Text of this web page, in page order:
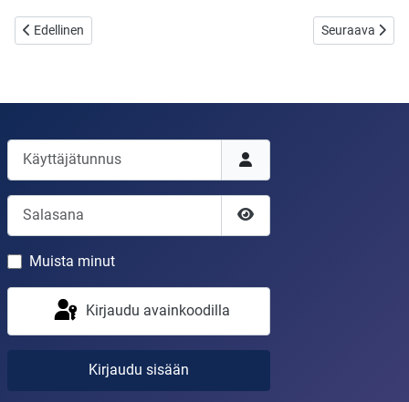
Edellinen artikkeli: Kuka tuntee Jumalan ajatukset täysin?
Edellinen Seuraava
Seuraava
Käyttäjätunnus
Salasana
Näytä salasana
Muista minut
Kirjaudu avainkoodilla
Kirjaudu sisään